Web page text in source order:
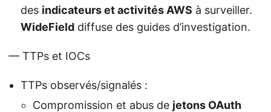
des indicateurs et activités AWS à surveiller.
WideField diffuse des guides d’investigation.
— TTPs et IOCs
TTPs observés/signalés :
Compromission et abus de jetons OAuth